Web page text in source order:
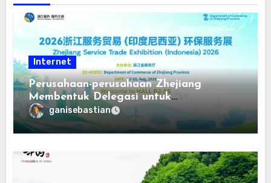
Internet
Perusahaan-perusahaan Zhejiang
Membentuk Delegasi untuk
Berpartisipasi dalam Pameran
Internasional Pengolahan Air dan
Perlindungan Lingkungan Indonesia
ganisebastian